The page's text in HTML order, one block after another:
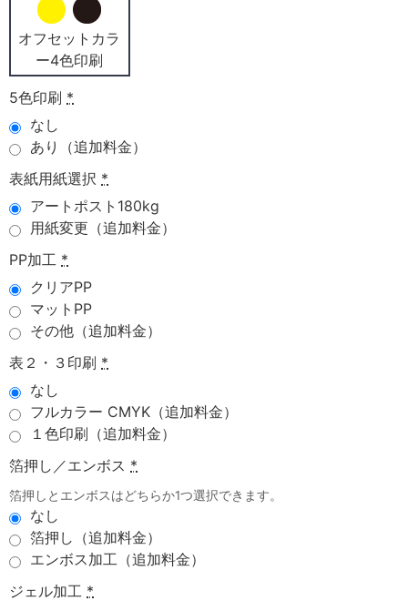
オフセットカラ
ー4色印刷
5色印刷 *
なし
あり（追加料金）
表紙用紙選択 *
アートポスト180kg
用紙変更（追加料金）
PP加工 *
クリアPP
マットPP
その他（追加料金）
表２・３印刷 *
なし
フルカラー CMYK（追加料金）
１色印刷（追加料金）
箔押し／エンボス *
箔押しとエンボスはどちらか1つ選択できます。
なし
箔押し（追加料金）
エンボス加工（追加料金）
ジェル加工 *